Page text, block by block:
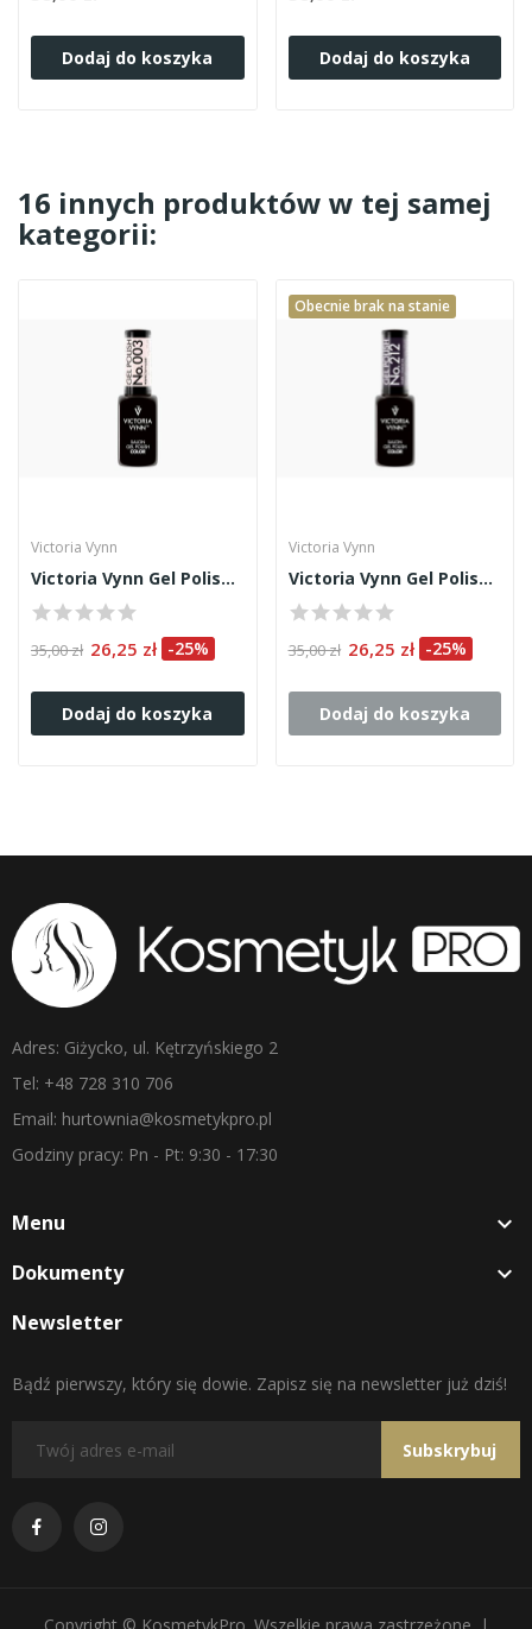
Dodaj do koszyka Dodaj do koszyka
16 innych produktów w tej samej
kategorii:
Victoria Vynn
Victoria Vynn Gel Polish 003
35,00 zł 26,25 zł -25%
Dodaj do koszyka
Obecnie brak na stanie
Victoria Vynn
Victoria Vynn Gel Polish 212
35,00 zł 26,25 zł -25%
Dodaj do koszyka
Adres: Giżycko, ul. Kętrzyńskiego 2
Tel: +48 728 310 706
Email: hurtownia@kosmetykpro.pl
Godziny pracy: Pn - Pt: 9:30 - 17:30
Menu 
Dokumenty 
Newsletter
Bądź pierwszy, który się dowie. Zapisz się na newsletter już dziś!
Subskrybuj